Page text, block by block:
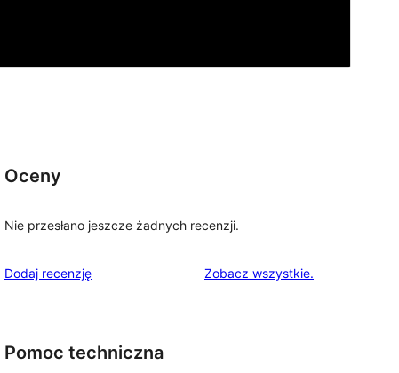
Oceny
Nie przesłano jeszcze żadnych recenzji.
Dodaj recenzję Zobacz wszystkierecenzje
.
Pomoc techniczna